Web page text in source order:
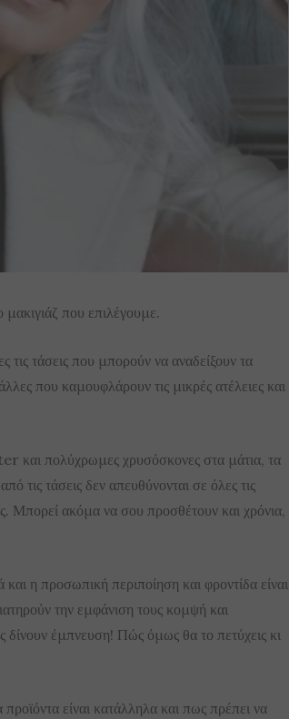
που επιλέγουμε.
τάσεις που μπορούν να αναδείξουν τα
που καμουφλάρουν τις μικρές ατέλειες και
και πολύχρωμες χρυσόσκονες στα μάτια, τα
τις τάσεις δεν απευθύνονται σε όλες τις
Μπορεί ακόμα να σου προσθέτουν και χρόνια,
η προσωπική περιποίηση και φροντίδα είναι
την εμφάνιση τους κομψή και
δίνουν έμπνευση! Πώς όμως θα το πετύχεις κι
είναι κατάλληλα και πως πρέπει να